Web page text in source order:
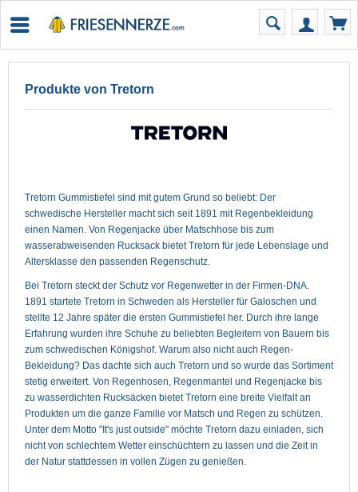
Produkte von Tretorn
Tretorn Gummistiefel sind mit gutem Grund so beliebt: Der
schwedische Hersteller macht sich seit 1891 mit Regenbekleidung
einen Namen. Von Regenjacke über Matschhose bis zum
wasserabweisenden Rucksack bietet Tretorn für jede Lebenslage und
Altersklasse den passenden Regenschutz.
Bei Tretorn steckt der Schutz vor Regenwetter in der Firmen-DNA.
1891 startete Tretorn in Schweden als Hersteller für Galoschen und
stellte 12 Jahre später die ersten Gummistiefel her. Durch ihre lange
Erfahrung wurden ihre Schuhe zu beliebten Begleitern von Bauern bis
zum schwedischen Königshof. Warum also nicht auch Regen-
Bekleidung? Das dachte sich auch Tretorn und so wurde das Sortiment
stetig erweitert. Von Regenhosen, Regenmantel und Regenjacke bis
zu wasserdichten Rucksäcken bietet Tretorn eine breite Vielfalt an
Produkten um die ganze Familie vor Matsch und Regen zu schützen.
Unter dem Motto "It's just outside" möchte Tretorn dazu einladen, sich
nicht von schlechtem Wetter einschüchtern zu lassen und die Zeit in
der Natur stattdessen in vollen Zügen zu genießen.